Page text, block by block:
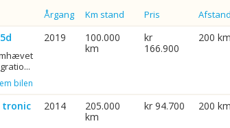
Årgang Km stand Pris Afstand
bilen
2019
100.000
km
kr
166.900
200 km
tronic
2014
205.000
km
kr 94.700 200 km